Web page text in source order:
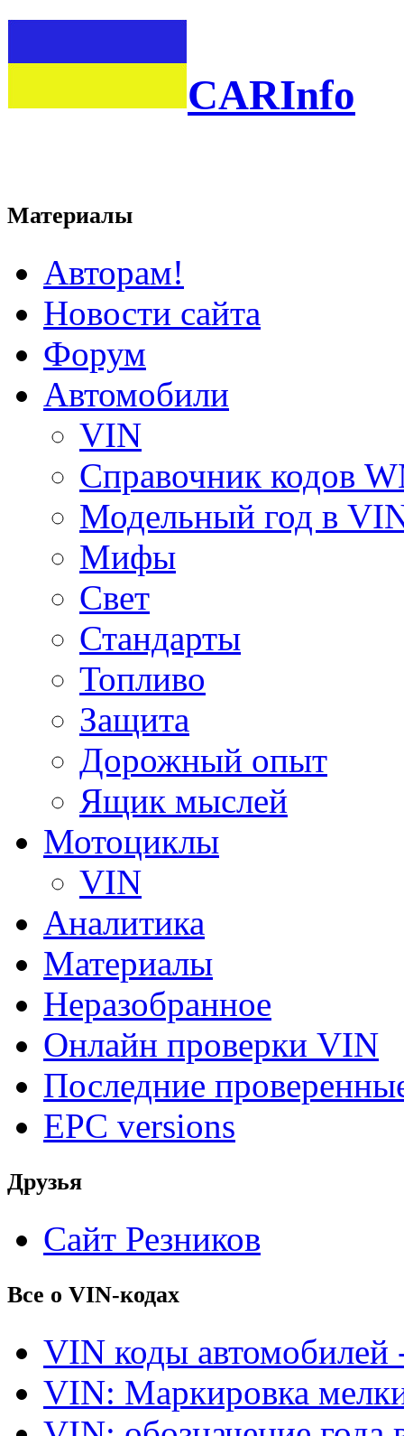
CARInfo
Материалы
Авторам!
Новости сайта
Форум
Автомобили
VIN
Справочник кодов
Модельный год в
Мифы
Свет
Стандарты
Топливо
Защита
Дорожный опыт
Ящик мыслей
Мотоциклы
VIN
Аналитика
Материалы
Неразобранное
Онлайн проверки VIN
Последние
EPC versions
Друзья
Сайт Резников
Все о VIN-кодах
VIN коды автомобилей
VIN: Маркировка